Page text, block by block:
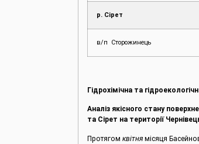
р. Сірет
в/п Сторожинець
Гідрохімічна та
Аналіз якісного стану
та Сірет на території
Протягомквітня місяця